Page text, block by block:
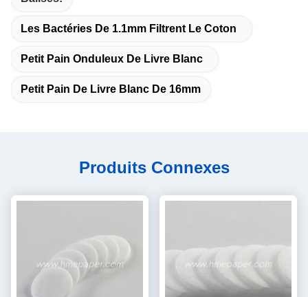
Les Bactéries De 1.1mm Filtrent Le Coton
Petit Pain Onduleux De Livre Blanc
Petit Pain De Livre Blanc De 16mm
Produits Connexes